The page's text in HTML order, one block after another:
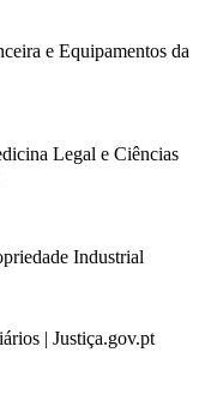
e Equipamentos da
Legal e Ciências
Industrial
| Justiça.gov.pt